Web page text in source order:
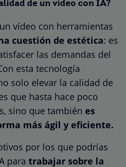
de un vídeo con IA?
vídeo con herramientas
cuestión de estética: es
las demandas del
esta tecnología
solo elevar la calidad de
que hasta hace poco
sino que también es
más ágil y eficiente.
por los que podrías
para trabajar sobre la